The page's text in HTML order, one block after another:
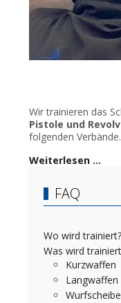
Wir trainieren das
Pistole und
folgenden
Weiterlesen …
FAQ
Wo wird trainiert?
Was wird
Kurzwaffen
Langwaffen